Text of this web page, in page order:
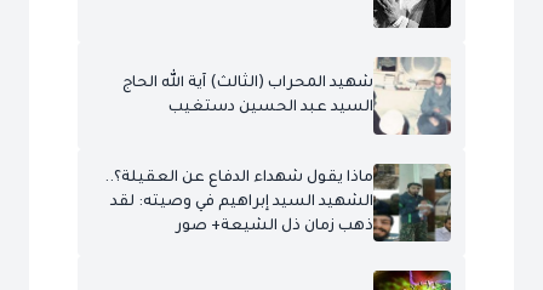
شهيد المحراب (الثالث) آية الله الحاج
السيد عبد الحسين دستغيب
ماذا يقول شهداء الدفاع عن العقيلة؟..
الشهيد السيد إبراهيم في وصيته: لقد
ذهب زمان ذل الشيعة+ صور